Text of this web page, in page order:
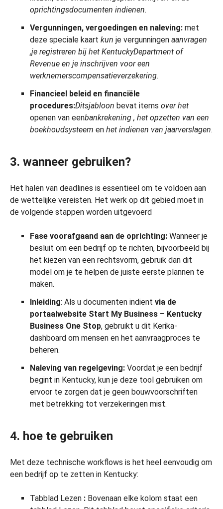
oprichtingsdocumenten indienen.
Vergunningen, vergoedingen en naleving: met
deze speciale kaart kun je vergunningen aanvragen
,je registreren bij het KentuckyDepartment of
Revenue en je inschrijven voor een
werknemerscompensatieverzekering.
Financieel beleid en financiële
procedures:Ditsjabloon bevat items over het
openen van eenbankrekening , het opzetten van een
boekhoudsysteem en het indienen van jaarverslagen.
3. wanneer gebruiken?
Het halen van deadlines is essentieel om te voldoen aan
de wettelijke vereisten. Het werk op dit gebied moet in
de volgende stappen worden uitgevoerd
Fase voorafgaand aan de oprichting: Wanneer je
besluit om een bedrijf op te richten, bijvoorbeeld bij
het kiezen van een rechtsvorm, gebruik dan dit
model om je te helpen de juiste eerste plannen te
maken.
Inleiding: Als u documenten indient via de
portaalwebsite Start My Business – Kentucky
Business One Stop, gebruikt u dit Kerika-
dashboard om mensen en het aanvraagproces te
beheren.
Naleving van regelgeving: Voordat je een bedrijf
begint in Kentucky, kun je deze tool gebruiken om
ervoor te zorgen dat je geen bouwvoorschriften
met betrekking tot verzekeringen mist.
4. hoe te gebruiken
Met deze technische workflows is het heel eenvoudig om
een bedrijf op te zetten in Kentucky:
Tabblad Lezen : Bovenaan elke kolom staat een